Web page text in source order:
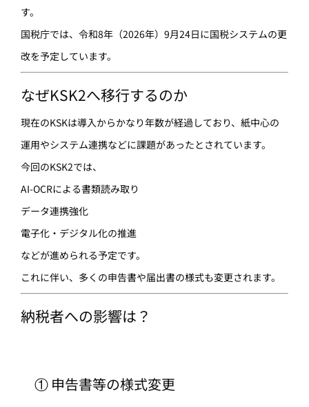
す。
国税庁では、令和8年（2026年）9月24日に国税システムの更
改を予定しています。
なぜKSK2へ移行するのか
現在のKSKは導入からかなり年数が経過しており、紙中心の
運用やシステム連携などに課題があったとされています。
今回のKSK2では、
AI-OCRによる書類読み取り
データ連携強化
電子化・デジタル化の推進
などが進められる予定です。
これに伴い、多くの申告書や届出書の様式も変更されます。
納税者への影響は？
① 申告書等の様式変更